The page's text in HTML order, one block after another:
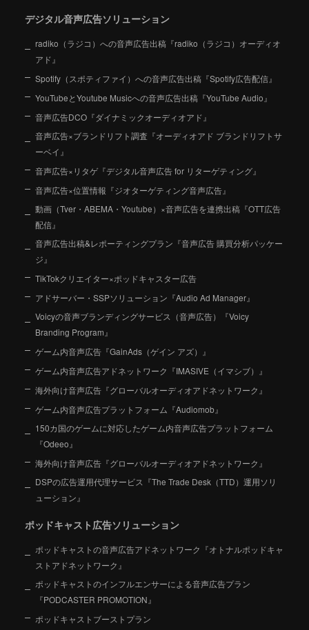
デジタル音声広告ソリューション
radiko（ラジコ）への音声広告出稿『radiko（ラジコ）オーディオ
アド』
Spotify（スポティファイ）への音声広告出稿『Spotify広告配信』
YouTubeとYoutube Musicへの音声広告出稿『YouTube Audio』
音声広告DCO『ダイナミックオーディオアド』
音声広告×ブランドリフト調査『オーディオアド ブランドリフトサ
ーベイ』
音声広告×リタゲ『デジタル音声広告 for リターゲティング』
音声広告×位置情報『ジオターゲティング音声広告』
動画（Tver・ABEMA・Youtube）×音声広告を連携出稿『OTT広告
配信』
音声広告出稿&レポーティングプラン『音声広告 購買分析パッケー
ジ』
TikTokクリエイター×ポッドキャスター広告
アドサーバー・SSPソリューション『Audio Ad Manager』
Voicyの音声ブランディングサービス（音声広告）『Voicy
Branding Program』
ゲーム内音声広告『GainAds（ゲイン アズ）』
ゲーム内音声広告アドネットワーク『IMASIVE（イマシブ）』
海外向け音声広告『グローバルオーディオアドネットワーク』
ゲーム内音声広告プラットフォーム『Audiomob』
150カ国のゲームに対応したゲーム内音声広告プラットフォーム
『Odeeo』
海外向け音声広告『グローバルオーディオアドネットワーク』
DSPの広告運用代理サービス『The Trade Desk（TTD）運用ソリ
ューション』
ポッドキャスト広告ソリューション
ポッドキャストの音声広告アドネットワーク『オトナルポッドキャ
ストアドネットワーク』
ポッドキャストのインフルエンサーによる音声広告プラン
『PODCASTER PROMOTION』
ポッドキャストブーストプラン